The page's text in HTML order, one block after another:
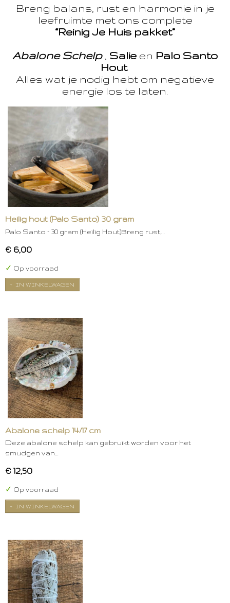
Breng balans, rust en harmonie in je
leefruimte met ons complete
“Reinig Je Huis pakket”
Abalone Schelp, Salie en Palo Santo
Hout
Alles wat je nodig hebt om negatieve
energie los te laten.
Heilig hout (Palo Santo) 30 gram
Palo Santo – 30 gram (Heilig Hout)Breng rust,…
€ 6,00
✓ Op voorraad
IN WINKELWAGEN
Abalone schelp 14/17 cm
Deze abalone schelp kan gebruikt worden voor het
smudgen van…
€ 12,50
✓ Op voorraad
IN WINKELWAGEN